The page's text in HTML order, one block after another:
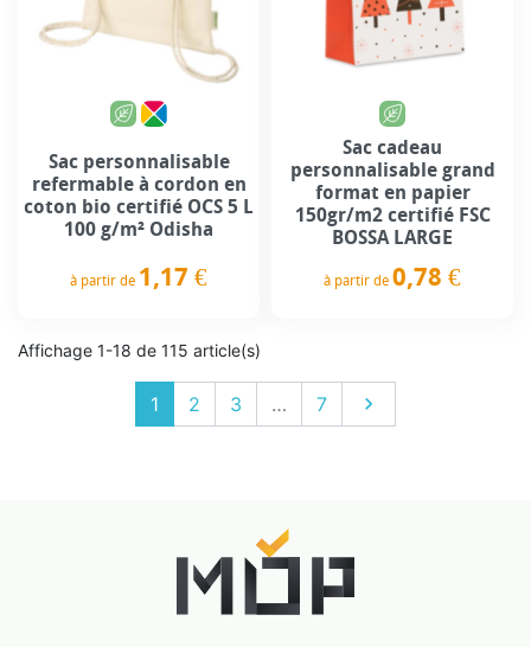
Sac personnalisable
refermable à cordon en
coton bio certifié OCS 5 L
100 g/m² Odisha
à partir de 1,17 €
Sac cadeau
personnalisable grand
format en papier
150gr/m2 certifié FSC
BOSSA LARGE
à partir de 0,78 €
Affichage 1-18 de 115 article(s)
1 2 3 … 7 Suivant
